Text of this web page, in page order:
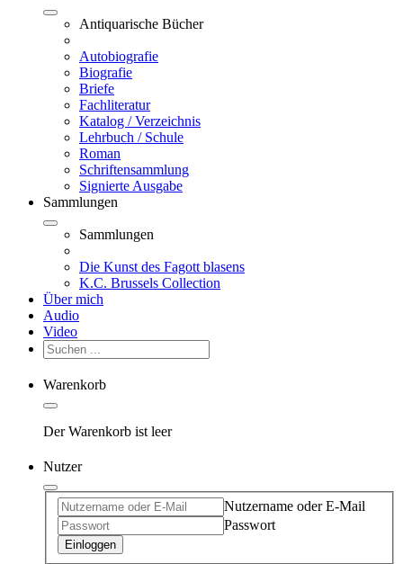
Antiquarische Bücher
Autobiografie
Biografie
Briefe
Fachliteratur
Katalog / Verzeichnis
Lehrbuch / Schule
Roman
Schriftensammlung
Signierte Ausgabe
Sammlungen
Sammlungen
Die Kunst des Fagott blasens
K.C. Brussels Collection
Über mich
Audio
Video
Warenkorb
Der Warenkorb ist leer
Nutzer
Nutzername oder E-Mail
Passwort
Einloggen